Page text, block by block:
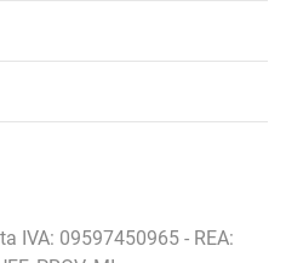
IVA: 09597450965 - REA: